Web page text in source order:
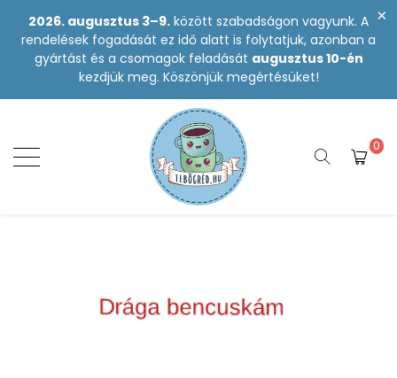
2026. augusztus 3–9. között szabadságon vagyunk. A
rendelések fogadását ez idő alatt is folytatjuk, azonban a
gyártást és a csomagok feladását augusztus 10-én
kezdjük meg. Köszönjük megértésüket!
0